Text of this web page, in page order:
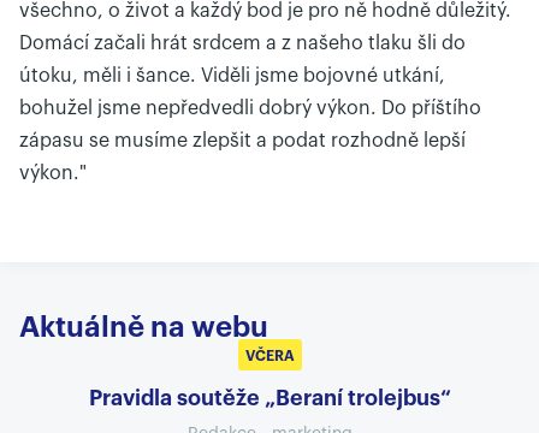
všechno, o život a každý bod je pro ně hodně důležitý.
Domácí začali hrát srdcem a z našeho tlaku šli do
útoku, měli i šance. Viděli jsme bojovné utkání,
bohužel jsme nepředvedli dobrý výkon. Do příštího
zápasu se musíme zlepšit a podat rozhodně lepší
výkon."
Aktuálně na webu
VČERA
Pravidla soutěže „Beraní trolejbus“